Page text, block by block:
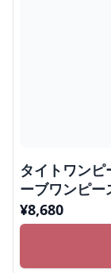
タイトワンピ
ーブワンピー
¥8,680